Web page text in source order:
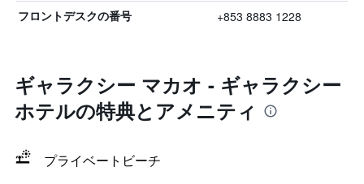
フロントデスクの番号 +853 8883 1228
ギャラクシー マカオ - ギャラクシー
ホテルの特典とアメニティ
プライベートビーチ